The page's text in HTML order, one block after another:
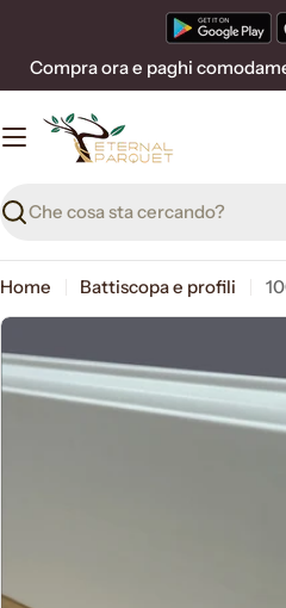
contenuto
Compra ora e paghi
Ricerca
Home Battiscopa e profili
Apri supporto 0 in modalità modale